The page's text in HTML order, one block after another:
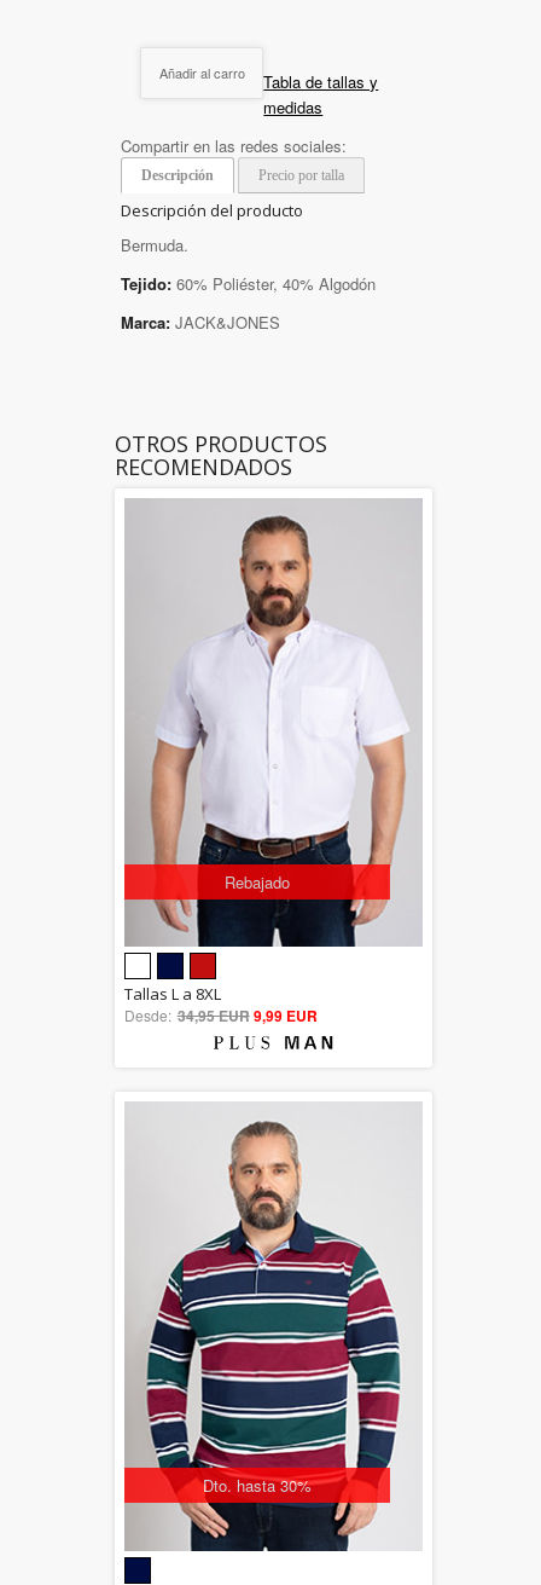
Añadir al carro
Tabla de tallas y
medidas
Compartir en las redes sociales:
Descripción Precio por talla
Descripción del producto
Bermuda.
Tejido: 60% Poliéster, 40% Algodón
Marca: JACK&JONES
OTROS PRODUCTOS
RECOMENDADOS
Rebajado
out of 5
Tallas L a 8XL
Desde: 34,95 EUR9,99 EUR
Dto. hasta 30%